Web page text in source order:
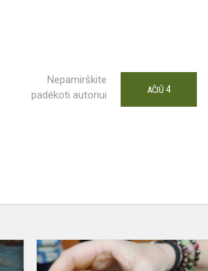
Nepamirškite
padėkoti autoriui
AČIŪ 4
TARPTAUTINĖ
VAIKŲ